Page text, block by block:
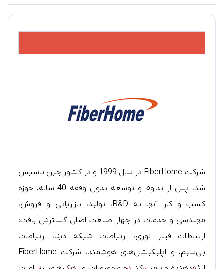
شرکت FiberHome در سال 1999 و در کشور چین تاسیس
شد. پس از تداوم و توسعه بدون وقفه 40 ساله، حوزه
کسب و کار آنها به R&D، تولید، بازاریابی و فروش،
مهندسی و خدمات در چهار صنعت اصلی گسترش یافت:
ارتباطات فیبر نوری، ارتباطات شبکه دیتا، ارتباطات
بی‌سیم، و اپلیکیشن‌های هوشمند. شرکت FiberHome